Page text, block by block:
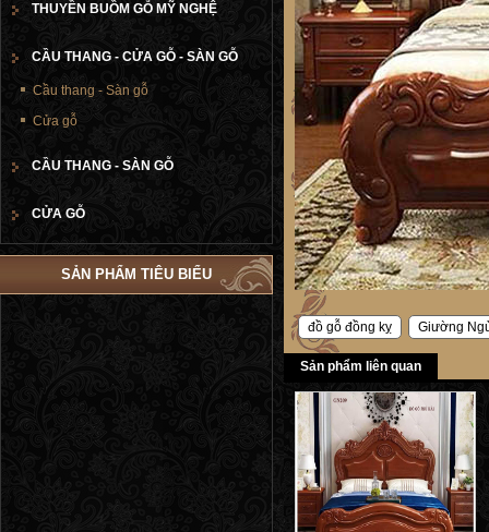
đồ gỗ đồng kỵ Giường
Sản phẩm liên quan
THUYỀN BUỒM GỖ MỸ NGHỆ
CẦU THANG - CỬA GỖ - SÀN GỖ
Cầu thang - Sàn gỗ
Cửa gỗ
CẦU THANG - SÀN GỖ
CỬA GỖ
SẢN PHẨM TIÊU BIỂU